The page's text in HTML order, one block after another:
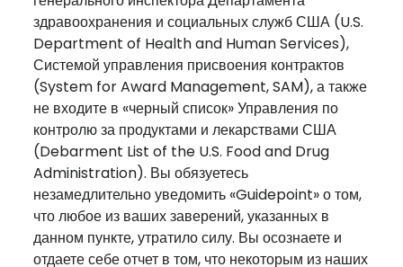
здравоохранения и социальных служб США (U.S.
Department of Health and Human Services),
Системой управления присвоения контрактов
(System for Award Management, SAM), а также
не входите в «черный список» Управления по
контролю за продуктами и лекарствами США
(Debarment List of the U.S. Food and Drug
Administration). Вы обязуетесь
незамедлительно уведомить «Guidepoint» о том,
что любое из ваших заверений, указанных в
данном пункте, утратило силу. Вы осознаете и
отдаете себе отчет в том, что некоторым из наших